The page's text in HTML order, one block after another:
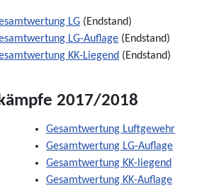
LG (Endstand)
LG-Auflage (Endstand)
KK-Liegend (Endstand)
2017/2018
Gesamtwertung Luftgewehr
Gesamtwertung LG-Auflage
Gesamtwertung KK-liegend
Gesamtwertung KK-Auflage